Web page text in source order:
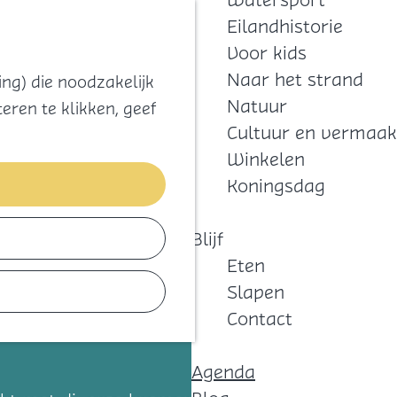
die noodzakelijk
te klikken, geef
Eilandhistorie
Voor kids
Naar het strand
Natuur
Cultuur en vermaak
Winkelen
Koningsdag
Blijf
Eten
Slapen
Contact
Agenda